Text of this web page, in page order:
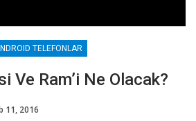
TELEFONLAR
Ve Ram’i Ne Olacak?
11, 2016